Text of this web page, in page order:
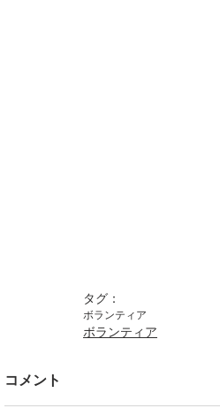
タグ：
ボランティア
ボランティア
コメント